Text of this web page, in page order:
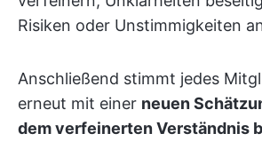
Risiken oder Unstimmigkeiten
Anschließend stimmt jedes
erneut mit einer neuen
dem verfeinerten Verständnis